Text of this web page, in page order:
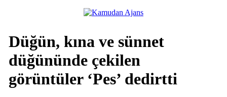
Düğün, kına ve sünnet
düğününde çekilen
görüntüler ‘Pes’ dedirtti